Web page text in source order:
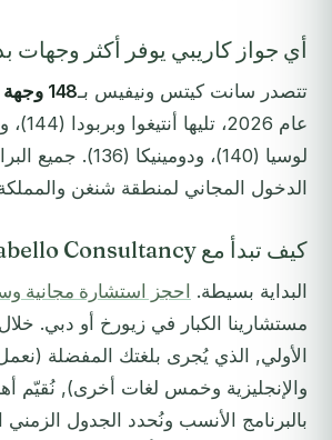
أي جواز كاريبي يوفر أكثر وجهات
تتصدر سانت كيتس ونيفيس بـ148 وجهة بدون تأشيرة
عام
لوسيا (140)،
الدخول المجاني لمنطقة شنغن
كيف تبدأ مع Mirabello Consultancy؟
البداية بسيطة. احجز استشارة مجانية
مستشارينا الكبار في زيورخ أو دبي.
الأولي, الذي يُجرى بلغتك المفضلة (نعمل
والإنجليزية وخمس لغات أخرى), نُقيّم
بالبرنامج الأنسب ونُحدد الجدول الزمني